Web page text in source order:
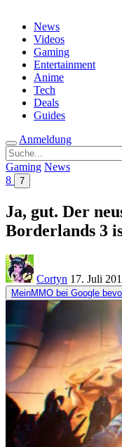
News
Videos
Gaming
Entertainment
Anime
Tech
Deals
Guides
Anmeldung
Suche
nach:
Gaming News
8
7
Ja, gut. Der
Borderlands 3
Cortyn 17. Juli
MeinMMO bei Google